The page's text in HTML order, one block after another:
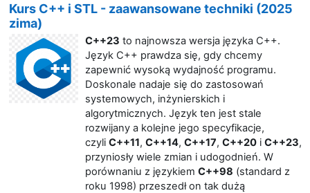
Kurs C++ i STL - zaawansowane techniki (2025
zima)
C++23 to najnowsza wersja języka C++.
Język C++ prawdza się, gdy chcemy
zapewnić wysoką wydajność programu.
Doskonale nadaje się do zastosowań
systemowych, inżynierskich i
algorytmicznych. Język ten jest stale
rozwijany a kolejne jego specyfikacje,
czyli C++11, C++14, C++17, C++20 i C++23,
przyniosły wiele zmian i udogodnień. W
porównaniu z językiem C++98 (standard z
roku 1998) przeszedł on tak dużą